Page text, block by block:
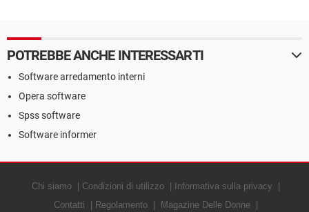
POTREBBE ANCHE INTERESSARTI
Software arredamento interni
Opera software
Spss software
Software informer
Chi siamo Condizioni di utilizzo
Informativa sulla privacy
Contatti
Regolamento Magazine Delle Donne